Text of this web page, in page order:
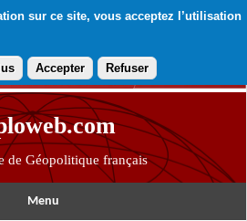
sur ce site, vous acceptez l’utilisation
Accepter Refuser
de Géopolitique français
Menu